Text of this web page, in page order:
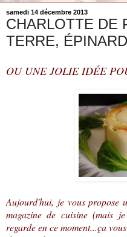
samedi 14 décembre 2013
CHARLOTTE DE
TERRE,
OU UNE JOLIE IDÉE
Aujourd'hui, je vous propose
magazine de cuisine (mais
regarde en ce moment...ça